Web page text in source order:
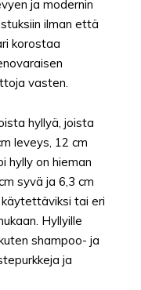
ja modernin
ilman että
korostaa
vasten.
hyllyä, joista
leveys, 12 cm
hylly on hieman
syvä ja 6,3 cm
käytettäviksi tai eri
Hyllyille
shampoo- ja
ja